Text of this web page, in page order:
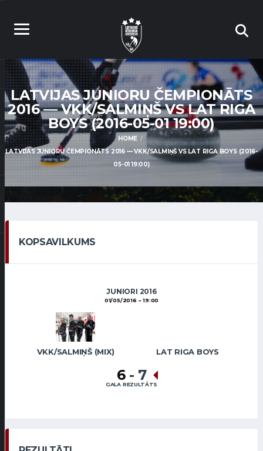
LATVIJAS JUNIORU ČEMPIONĀTS
2016 — VKK/SALMIŅŠ VS LAT RIGA
BOYS (2016-05-01 19:00)
HOME
LATVIJAS JUNIORU ČEMPIONĀTS 2016 — VKK/SALMIŅŠ VS LAT RIGA BOYS (2016-
05-01 19:00)
KOPSAVILKUMS
JUNIORI 2016
01/05/2016 19:00
VKK/SALMIŅŠ (MIX) LAT RIGA BOYS
6 - 7
GALA REZULTĀTS